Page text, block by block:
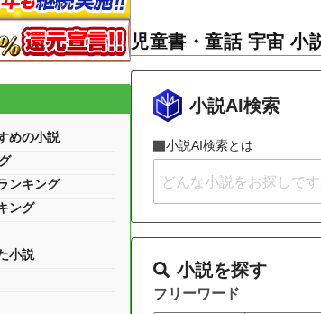
児童書・童話 宇宙 小
小説AI検索
小説AI検索とは
小説を探す
フリーワード
めの小説
ンキング
ング
小説